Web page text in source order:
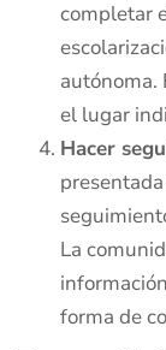
completar
autónoma.
el lugar
Hacer
La
forma de